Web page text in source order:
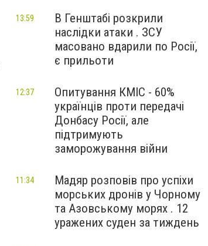
В Генштабі розкрили
наслідки атаки . ЗСУ
масовано вдарили по Росії,
є прильоти
13:59
Опитування КМІС - 60%
українців проти передачі
Донбасу Росії, але
підтримують
заморожування війни
12:37
Мадяр розповів про успіхи
морських дронів у Чорному
та Азовському морях . 12
уражених суден за тиждень
11:34